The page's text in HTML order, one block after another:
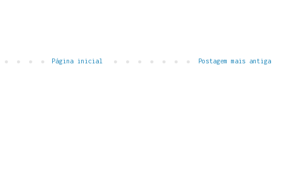
Postagem mais antiga
Página inicial